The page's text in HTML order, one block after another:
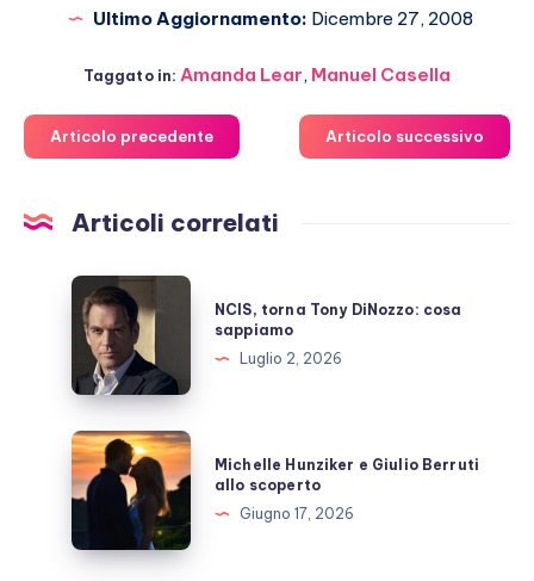
Ultimo Aggiornamento: Dicembre 27, 2008
Taggato in: Amanda Lear, Manuel Casella
Articolo precedente Articolo successivo
Articoli correlati
NCIS,
torna
Tony
DiNozzo:
cosa
sappiamo
NCIS, torna Tony DiNozzo: cosa
sappiamo
Luglio 2, 2026
Michelle
Hunziker
e
Berruti
Michelle Hunziker e Giulio Berruti
allo scoperto
Giugno 17, 2026